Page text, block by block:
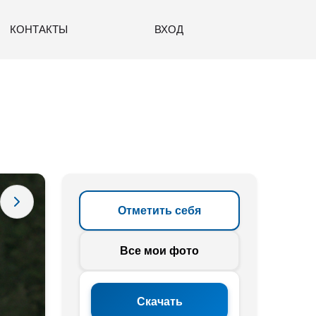
КОНТАКТЫ ВХОД
Отметить себя
Все мои фото
Скачать